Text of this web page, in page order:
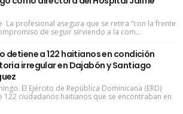
La profesional asegura que se retira “con la frente
de seguir sirviendo a la com...
detiene a 122 haitianos en condición
irregular en Dajabón y Santiago
El Ejército de República Dominicana (ERD)
ciudadanos haitianos que se encontraban en